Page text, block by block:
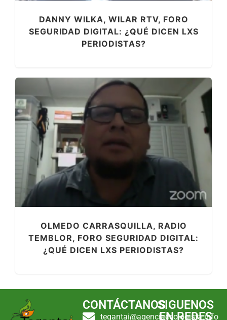
DANNY WILKA, WILAR RTV, FORO
SEGURIDAD DIGITAL: ¿QUÉ DICEN LXS
PERIODISTAS?
OLMEDO CARRASQUILLA, RADIO
TEMBLOR, FORO SEGURIDAD DIGITAL:
¿QUÉ DICEN LXS PERIODISTAS?
CONTÁCTANOS
tegantai@agenciaecologista.info
SIGUENOS
EN REDES